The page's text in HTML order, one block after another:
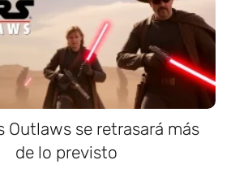
Outlaws se retrasará más
de lo previsto